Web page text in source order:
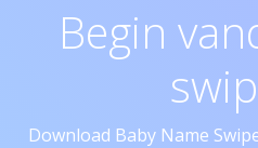
Begin
Download Baby Name